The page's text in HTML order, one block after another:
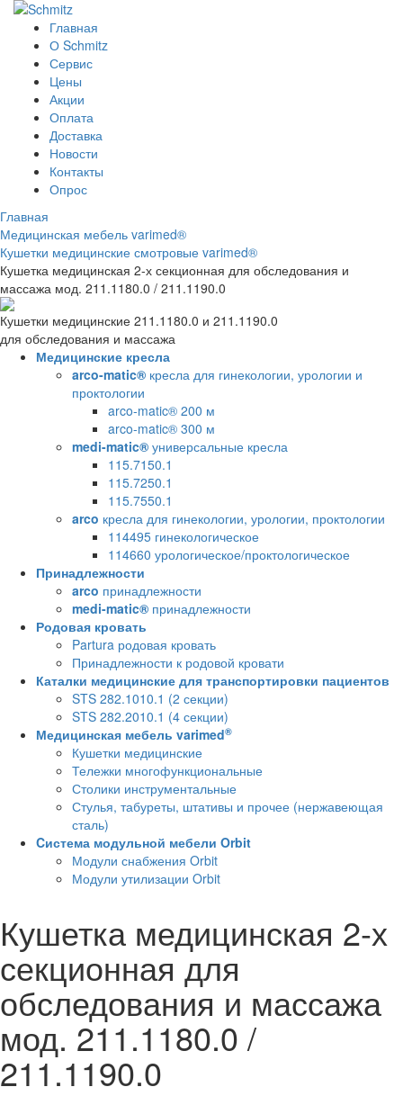
Главная
О Schmitz
Сервис
Цены
Акции
Оплата
Доставка
Новости
Контакты
Опрос
Главная
Медицинская мебель varimed®
Кушетки медицинские смотровые varimed®
Кушетка медицинская 2-х секционная для обследования и
массажа мод. 211.1180.0 / 211.1190.0
Кушетки медицинские 211.1180.0 и 211.1190.0
для обследования и массажа
Медицинские кресла
arco-matic® кресла для гинекологии, урологии и
проктологии
arco-matic® 200 м
arco-matic® 300 м
medi-matic® универсальные кресла
115.7150.1
115.7250.1
115.7550.1
arco кресла для гинекологии, урологии, проктологии
114495 гинекологическое
114660 урологическое/проктологическое
Принадлежности
arco принадлежности
medi-matic® принадлежности
Родовая кровать
Partura родовая кровать
Принадлежности к родовой кровати
Каталки медицинские для транспортировки пациентов
STS 282.1010.1 (2 секции)
STS 282.2010.1 (4 секции)
Медицинская мебель varimed®
Кушетки медицинские
Тележки многофункциональные
Столики инструментальные
Стулья, табуреты, штативы и прочее (нержавеющая
сталь)
Cистема модульной мебели Orbit
Модули снабжения Orbit
Модули утилизации Orbit
Кушетка медицинская 2-х
секционная для
обследования и массажа
мод. 211.1180.0 /
211.1190.0